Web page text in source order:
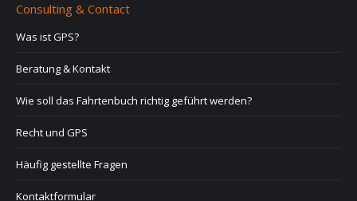
Consulting & Contact
Was ist GPS?
Beratung & Kontakt
Wie soll das Fahrtenbuch richtig geführt werden?
Recht und GPS
Häufig gestellte Fragen
Kontaktformular